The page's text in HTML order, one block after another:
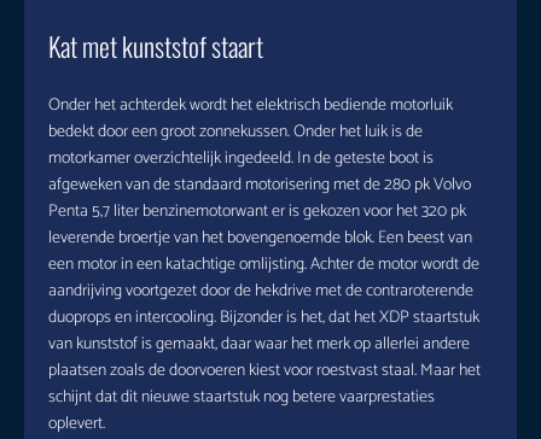
Kat met kunststof staart
Onder het achterdek wordt het elektrisch bediende motorluik
bedekt door een groot zonnekussen. Onder het luik is de
motorkamer overzichtelijk ingedeeld. In de geteste boot is
afgeweken van de standaard motorisering met de 280 pk Volvo
Penta 5,7 liter benzinemotorwant er is gekozen voor het 320 pk
leverende broertje van het bovengenoemde blok. Een beest van
een motor in een katachtige omlijsting. Achter de motor wordt de
aandrijving voortgezet door de hekdrive met de contraroterende
duoprops en intercooling. Bijzonder is het, dat het XDP staartstuk
van kunststof is gemaakt, daar waar het merk op allerlei andere
plaatsen zoals de doorvoeren kiest voor roestvast staal. Maar het
schijnt dat dit nieuwe staartstuk nog betere vaarprestaties
oplevert.